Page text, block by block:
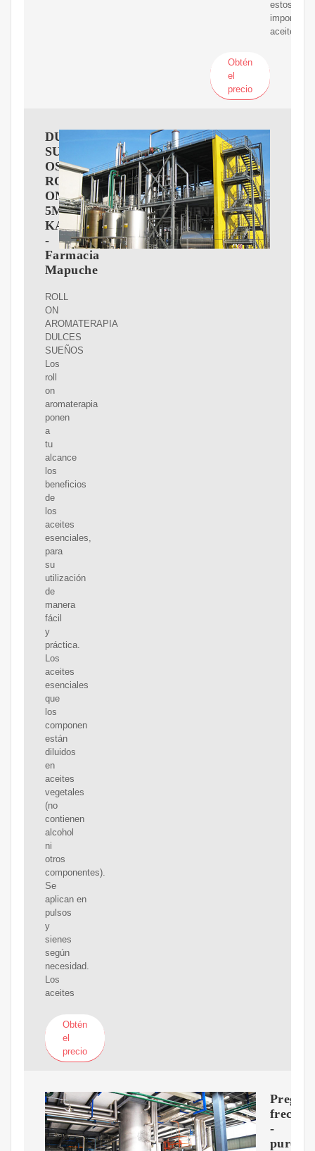
estos
aceites.
Obtén
el
precio
DULCES
SUE?
OS
ROLL-
ON
5ML.
KATMANDú
-
Farmacia
Mapuche
ROLL
ON
AROMATERAPIA
DULCES
SUEÑOS
Los
roll
on
aromaterapia
ponen
a
tu
alcance
los
beneficios
de
los
aceites
esenciales,
para
su
utilización
de
manera
fácil
y
práctica.
Los
aceites
esenciales
que
los
componen
están
diluidos
en
aceites
vegetales
(no
contienen
alcohol
ni
otros
componentes).
Se
aplican en
pulsos
y
sienes
según
necesidad.
Los
aceites
Obtén
el
precio
-